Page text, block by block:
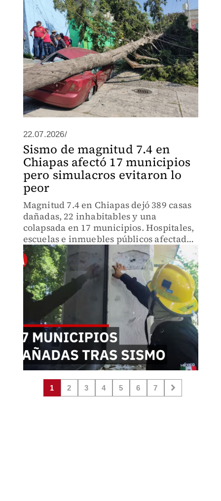
22.07.2026/
Sismo de magnitud 7.4 en
Chiapas afectó 17 municipios
pero simulacros evitaron lo
peor
Magnitud 7.4 en Chiapas dejó 389 casas
dañadas, 22 inhabitables y una
colapsada en 17 municipios. Hospitales,
escuelas e inmuebles públicos afectados.
La clave: los simulacros de sismo
evitaron pérdidas humanas en zona de
alta sismicidad
1 2 3 4 5 6 7